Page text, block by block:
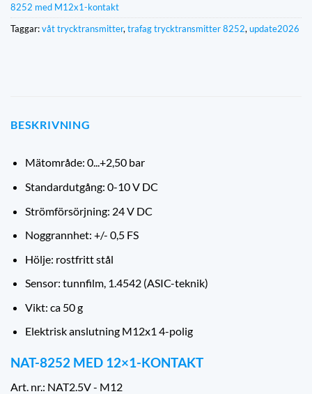
8252 med M12x1-kontakt
Taggar:våt trycktransmitter, trafag trycktransmitter 8252, update2026
BESKRIVNING
Mätområde: 0...+2,50 bar
Standardutgång: 0-10 V DC
Strömförsörjning: 24 V DC
Noggrannhet: +/- 0,5 FS
Hölje: rostfritt stål
Sensor: tunnfilm, 1.4542 (ASIC-teknik)
Vikt: ca 50 g
Elektrisk anslutning M12x1 4-polig
NAT-8252 MED 12×1-KONTAKT
Art. nr.: NAT2.5V - M12